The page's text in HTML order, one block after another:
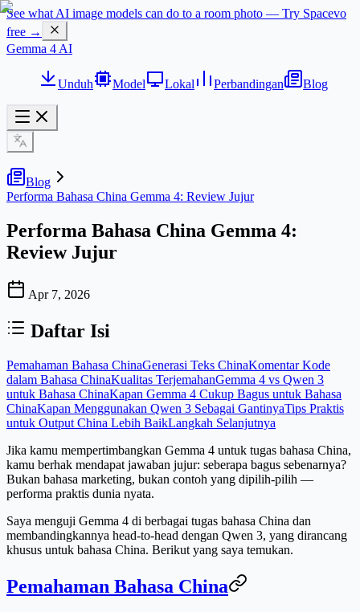
See what AI image models can do to a room photo — Try Spacevo
free →
Gemma 4 AI
Unduh Model Lokal Perbandingan Blog
Blog
Performa Bahasa China Gemma 4: Review Jujur
Performa Bahasa China Gemma 4:
Review Jujur
Apr 7, 2026
Daftar Isi
Pemahaman Bahasa ChinaGenerasi Teks ChinaKomentar Kode
dalam Bahasa ChinaKualitas TerjemahanGemma 4 vs Qwen 3
untuk Bahasa ChinaKapan Gemma 4 Cukup Bagus untuk Bahasa
ChinaKapan Menggunakan Qwen 3 Sebagai GantinyaTips Praktis
untuk Output China Lebih BaikLangkah Selanjutnya
Jika kamu mempertimbangkan Gemma 4 untuk tugas bahasa China,
kamu berhak mendapat jawaban jujur: seberapa bagus sebenarnya?
Bukan bahasa marketing, bukan contoh yang dipilih-pilih —
performa praktis dunia nyata.
Saya menguji Gemma 4 di berbagai tugas bahasa China dan
membandingkannya head-to-head dengan Qwen 3, yang dirancang
khusus untuk bahasa China. Berikut yang saya temukan.
Pemahaman Bahasa China